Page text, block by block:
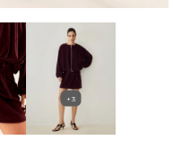
+3